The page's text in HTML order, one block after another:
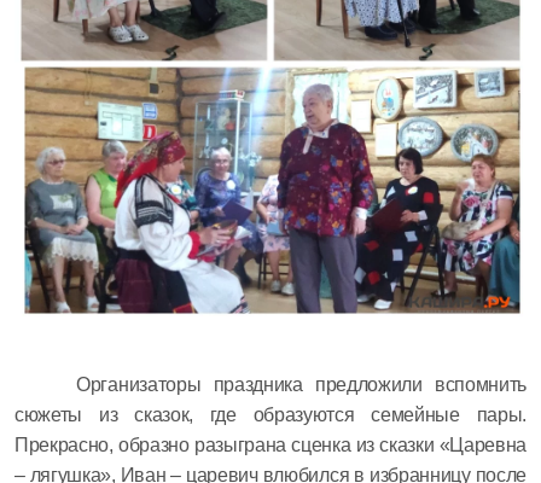
Организаторы праздника предложили вспомнить
сюжеты из сказок, где образуются семейные пары.
Прекрасно, образно разыграна сценка из сказки «Царевна
– лягушка», Иван – царевич влюбился в избранницу после